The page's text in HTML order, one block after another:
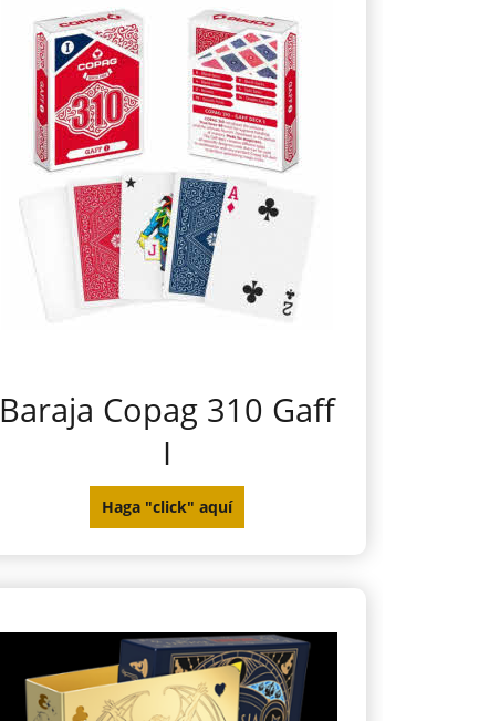
Baraja Copag 310 Gaff
I
Haga "click" aquí